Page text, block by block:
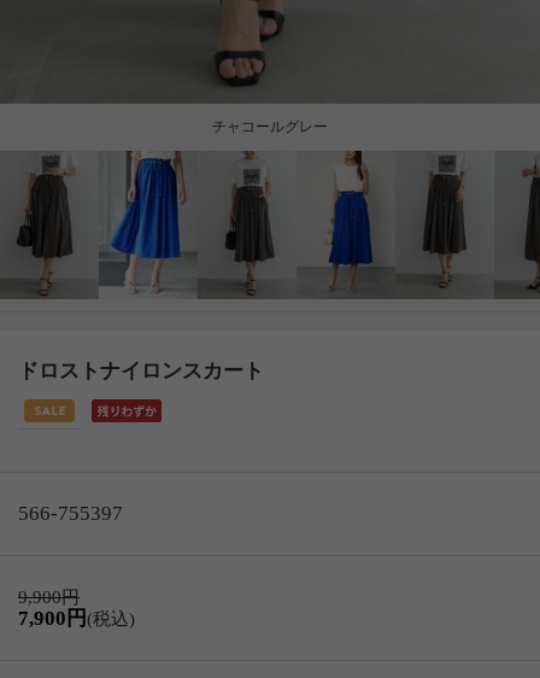
チャコールグレー
ドロストナイロンスカート
566-755397
9,900円
7,900円(税込)